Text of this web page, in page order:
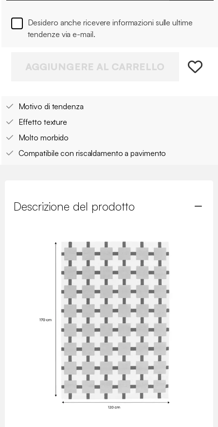
Desidero anche ricevere informazioni sulle ultime
tendenze via e-mail.
AGGIUNGERE AL CARRELLO
Motivo di tendenza
Effetto texture
Molto morbido
Compatibile con riscaldamento a pavimento
Descrizione del prodotto